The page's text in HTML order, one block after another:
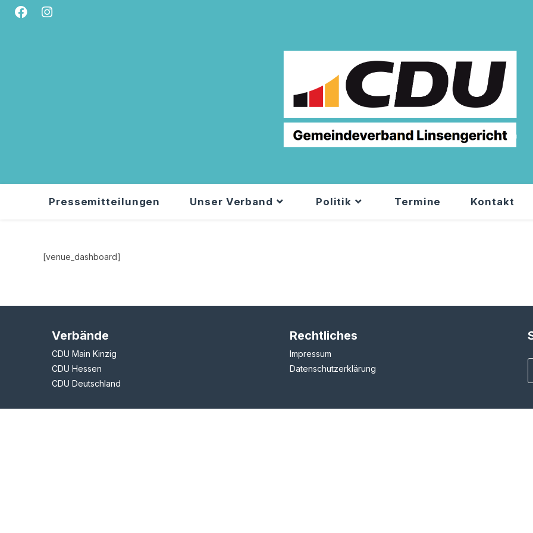
Zum
Pressemitteilungen Unser Verband Politik Termine Kontakt
[venue_dashboard]
Verbände
CDU Main Kinzig
CDU Hessen
CDU Deutschland
Rechtliches
Impressum
Datenschutzerklärung